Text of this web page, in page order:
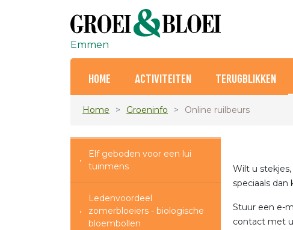
Emmen
HOME ACTIVITEITEN TERUGBLIKKEN
Home Groeninfo Online ruilbeurs
Elf geboden voor een lui
tuinmens
Ledenvoordeel
zomerbloeiers - biologische
bloembollen
Wilt u
speciaals
Stuur een e-
contact met